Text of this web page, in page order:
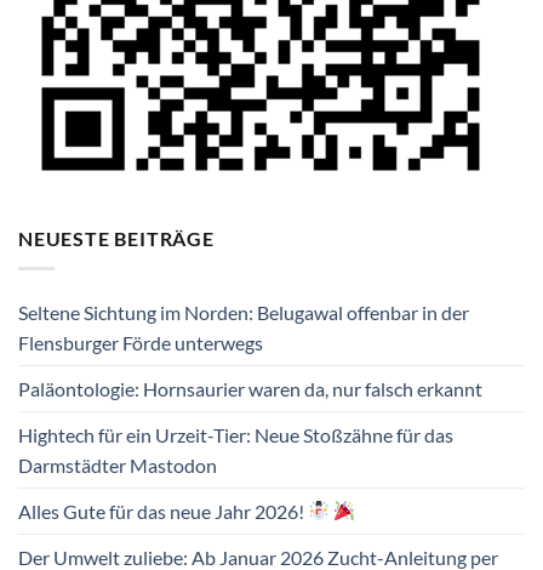
NEUESTE BEITRÄGE
Seltene Sichtung im Norden: Belugawal offenbar in der
Flensburger Förde unterwegs
Paläontologie: Hornsaurier waren da, nur falsch erkannt
Hightech für ein Urzeit-Tier: Neue Stoßzähne für das
Darmstädter Mastodon
Alles Gute für das neue Jahr 2026!
Der Umwelt zuliebe: Ab Januar 2026 Zucht-Anleitung per